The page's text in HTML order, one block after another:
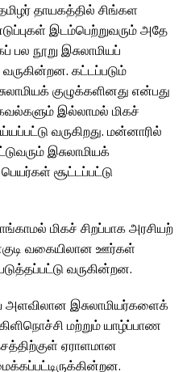
தாயகத்தில் சிங்கள
இடம்பெற்றுவரும் அதே
பல நூறு இசுலாமியப்
கட்டப்படும்
குழுக்களினது என்பது
இல்லாமல் மிகச்
வருகிறது. மன்னாரில்
இசுலாமியக்
பெயர்கள் சூட்டப்பட்டு
மிகச் சிறப்பாக அரசியற்
வகையிலான ஊர்கள்
வருகின்றன.
இசுலாமியர்களைக்
மற்றும் யாழ்ப்பாண
ஏராளமான